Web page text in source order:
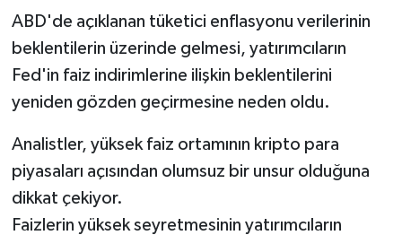
ABD'de açıklanan tüketici enflasyonu verilerinin
beklentilerin üzerinde gelmesi, yatırımcıların
Fed'in faiz indirimlerine ilişkin beklentilerini
yeniden gözden geçirmesine neden oldu.
Analistler, yüksek faiz ortamının kripto para
piyasaları açısından olumsuz bir unsur olduğuna
dikkat çekiyor.
Faizlerin yüksek seyretmesinin yatırımcıların